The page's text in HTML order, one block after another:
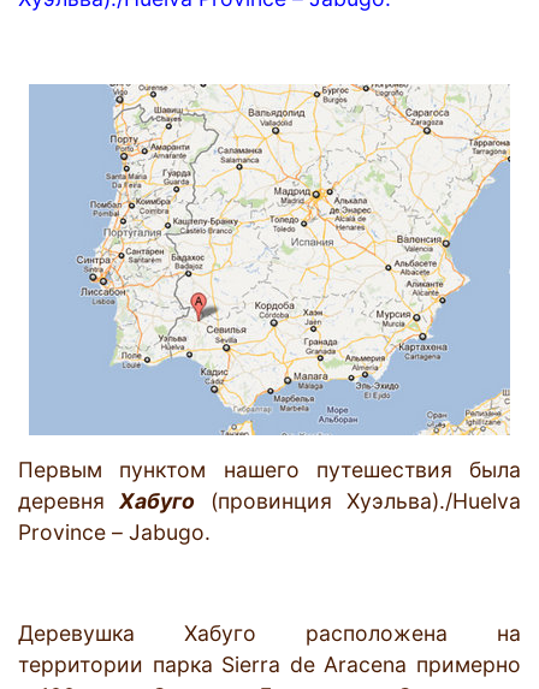
Первым пунктом нашего путешествия была
деревня Хабуго (провинция Хуэльва)./Huelva
Province – Jabugo.
Деревушка Хабуго расположена на
территории парка Sierra de Aracena примерно